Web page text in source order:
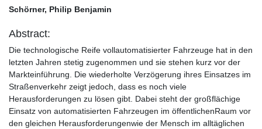
Schörner, Philip Benjamin
Abstract:
Die technologische Reife vollautomatisierter Fahrzeuge hat in den
letzten Jahren stetig zugenommen und sie stehen kurz vor der
Markteinführung. Die wiederholte Verzögerung ihres Einsatzes im
Straßenverkehr zeigt jedoch, dass es noch viele
Herausforderungen zu lösen gibt. Dabei steht der großflächige
Einsatz von automatisierten Fahrzeugen im öffentlichenRaum vor
den gleichen Herausforderungenwie der Mensch im alltäglichen